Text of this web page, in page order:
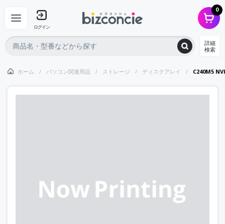
ログイン
0
詳細
検索
ホーム パソコン関連用品 ストレージ ディスクアレイ C240M5